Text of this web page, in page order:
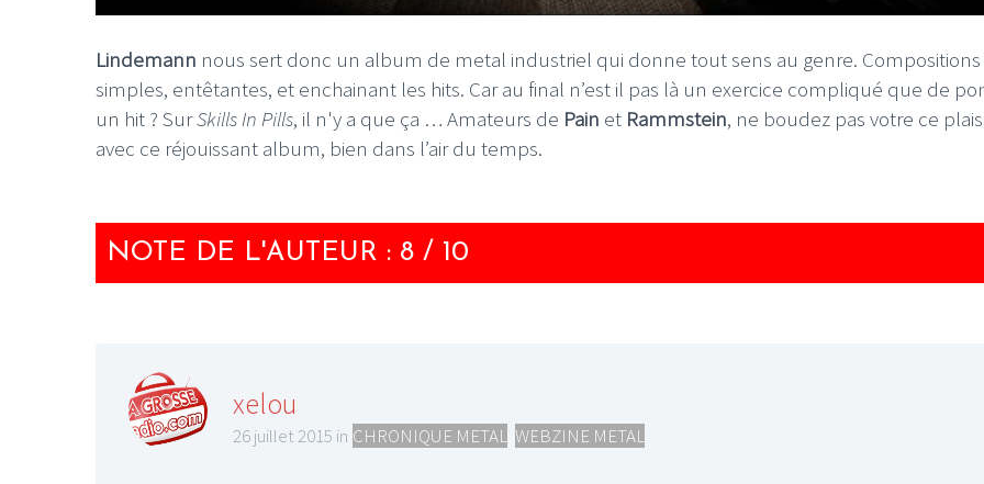
Lindemann nous sert donc un album de metal industriel qui donne tout sens au genre. Compositions
simples, entêtantes, et enchainant les hits. Car au final n’est il pas là un exercice compliqué que de
un hit ? SurSkills In Pills, il n'y a que ça … Amateurs de Pain et Rammstein, ne boudez pas votre ce
avec ce réjouissant album, bien dans l’air du temps.
NOTE DE L'AUTEUR : 8 / 10
xelou
26 juillet 2015 in CHRONIQUE METAL WEBZINE METAL